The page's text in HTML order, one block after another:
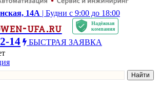
14А | Будни с 9:00 до 18:00
ufa.ru
Надёжная
компания
14
БЫСТРАЯ ЗАЯВКА